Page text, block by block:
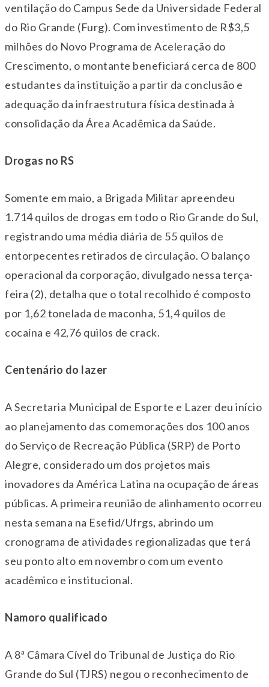
ventilação do Campus Sede da Universidade Federal
do Rio Grande (Furg). Com investimento de R$3,5
milhões do Novo Programa de Aceleração do
Crescimento, o montante beneficiará cerca de 800
estudantes da instituição a partir da conclusão e
adequação da infraestrutura física destinada à
consolidação da Área Acadêmica da Saúde.
Drogas no RS
Somente em maio, a Brigada Militar apreendeu
1.714 quilos de drogas em todo o Rio Grande do Sul,
registrando uma média diária de 55 quilos de
entorpecentes retirados de circulação. O balanço
operacional da corporação, divulgado nessa terça-
feira (2), detalha que o total recolhido é composto
por 1,62 tonelada de maconha, 51,4 quilos de
cocaína e 42,76 quilos de crack.
Centenário do lazer
A Secretaria Municipal de Esporte e Lazer deu início
ao planejamento das comemorações dos 100 anos
do Serviço de Recreação Pública (SRP) de Porto
Alegre, considerado um dos projetos mais
inovadores da América Latina na ocupação de áreas
públicas. A primeira reunião de alinhamento ocorreu
nesta semana na Esefid/Ufrgs, abrindo um
cronograma de atividades regionalizadas que terá
seu ponto alto em novembro com um evento
acadêmico e institucional.
Namoro qualificado
A 8ª Câmara Cível do Tribunal de Justiça do Rio
Grande do Sul (TJRS) negou o reconhecimento de